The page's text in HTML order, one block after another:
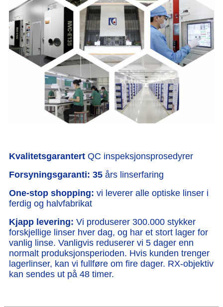
Kvalitetsgarantert QC inspeksjonsprosedyrer
Forsyningsgaranti: 35 års linserfaring
One-stop shopping: vi leverer alle optiske linser i
ferdig og halvfabrikat
Kjapp levering: Vi produserer 300.000 stykker
forskjellige linser hver dag, og har et stort lager for
vanlig linse. Vanligvis reduserer vi 5 dager enn
normalt produksjonsperioden. Hvis kunden trenger
lagerlinser, kan vi fullføre om fire dager. RX-objektiv
kan sendes ut på 48 timer.